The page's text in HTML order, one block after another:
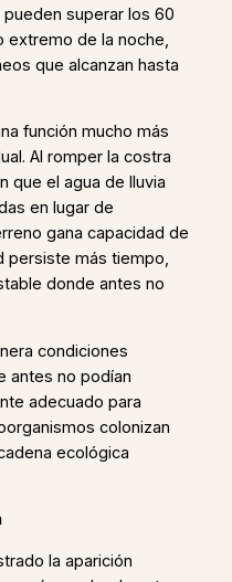
superar los 60
extremo de la noche,
que alcanzan hasta
función mucho más
Al romper la costra
que el agua de lluvia
en lugar de
gana capacidad de
persiste más tiempo,
donde antes no
condiciones
antes no podían
adecuado para
colonizan
ecológica
la aparición